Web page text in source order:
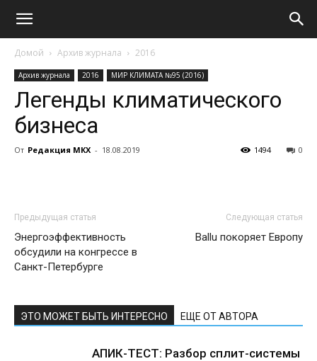
Домой Архив журнала 2016
Архив журнала 2016 МИР КЛИМАТА №95 (2016)
Легенды климатического
бизнеса
От Редакция МКХ - 18.08.2019 0
1494
Предыдущая статья
Энергоэффективность
обсудили на конгрессе в
Санкт-Петербурге
Следующая статья
Ballu покоряет Европу
ЭТО МОЖЕТ БЫТЬ ИНТЕРЕСНО ЕЩЕ ОТ АВТОРА
АПИК-ТЕСТ: Разбор сплит-системы